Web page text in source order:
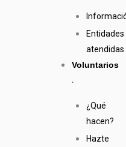
Entidades
atendidas
Voluntarios
¿Qué
hacen?
Hazte